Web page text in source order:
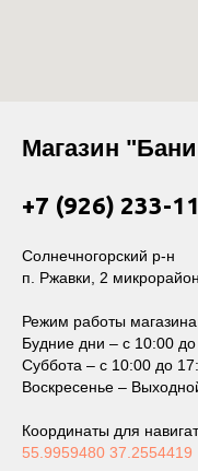
Магазин
+7 (926) 233-
Солнечногорский р-н
п. Ржавки, 2
Режим работы
Будние дни – с 10:00
Суббота – с 10:00 до
Воскресенье –
Координаты для
55.9959480 37.2554419